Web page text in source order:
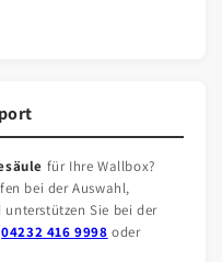
für Ihre Wallbox?
bei der Auswahl,
unterstützen Sie bei der
04232 416 9998 oder